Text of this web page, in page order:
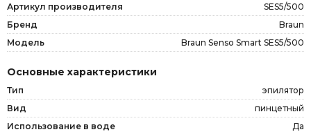
Артикул производителя
SES5/500
Бренд
Braun
Модель
Braun Senso Smart SES5/500
Основные характеристики
Тип
эпилятор
Вид
пинцетный
Использование в воде
Да